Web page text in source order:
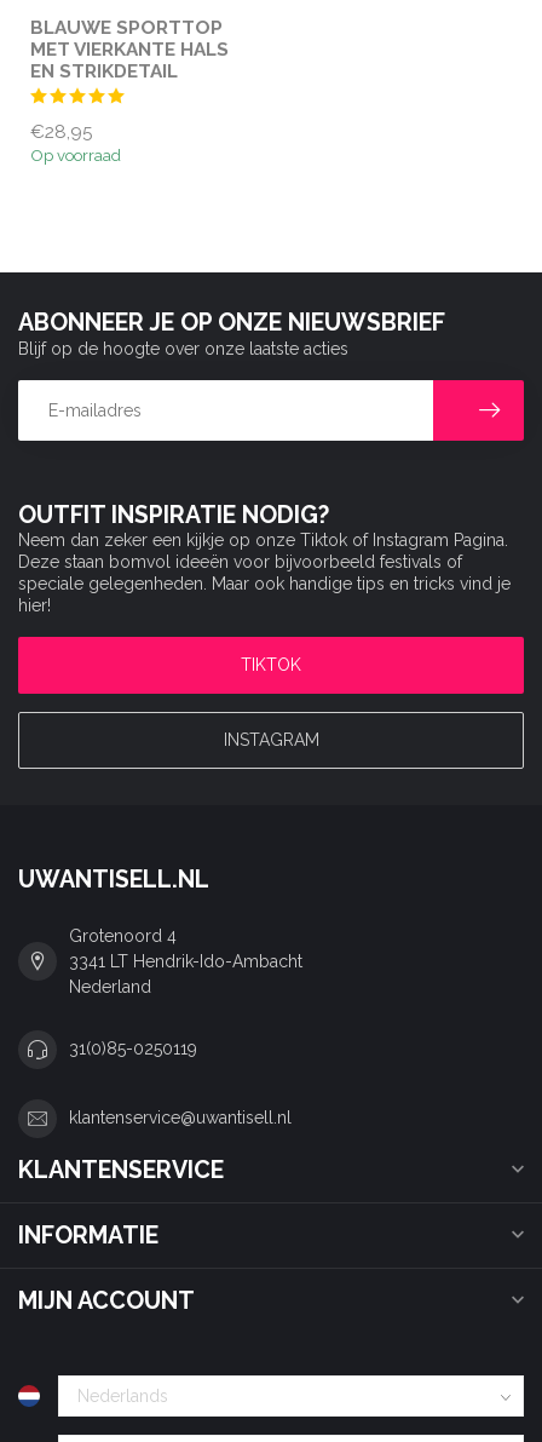
BLAUWE SPORTTOP
MET VIERKANTE HALS
EN STRIKDETAIL
€28,95
Op voorraad
OUTFIT INSPIRATIE NODIG?
Neem dan zeker een kijkje op onze Tiktok of Instagram Pagina.
Deze staan bomvol ideeën voor bijvoorbeeld festivals of
speciale gelegenheden. Maar ook handige tips en tricks vind je
hier!
TIKTOK
INSTAGRAM
ABONNEER JE OP ONZE NIEUWSBRIEF
Blijf op de hoogte over onze laatste acties
UWANTISELL.NL
Grotenoord 4
3341 LT Hendrik-Ido-Ambacht
Nederland
31(0)85-0250119
klantenservice@uwantisell.nl
KLANTENSERVICE
INFORMATIE
MIJN ACCOUNT